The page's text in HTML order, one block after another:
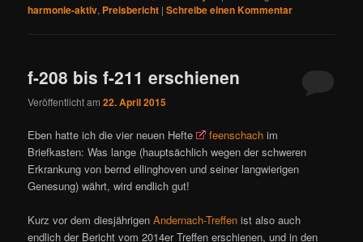
harmonie-aktiv, Preisbericht |Schreibe einen Kommentar
f-208 bis f-211 erschienen
Veröffentlicht am22. April 2015
Eben hatte ich die vier neuen Hefte feenschach im
Briefkasten: Was lange (hauptsächlich wegen der schweren
Erkrankung von bernd ellinghoven und seiner langwierigen
Genesung) währt, wird endlich gut!
Kurz vor dem diesjährigenAndernach-Treffen ist also auch
endlich der Bericht vom 2014er Treffen erschienen, und in den